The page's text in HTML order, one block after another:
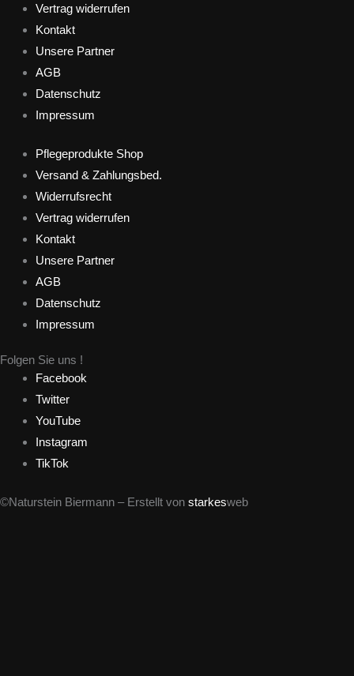
Vertrag widerrufen
Kontakt
Unsere Partner
AGB
Datenschutz
Impressum
Pflegeprodukte Shop
Versand & Zahlungsbed.
Widerrufsrecht
Vertrag widerrufen
Kontakt
Unsere Partner
AGB
Datenschutz
Impressum
Folgen Sie uns !
Facebook
Twitter
YouTube
Instagram
TikTok
©Naturstein Biermann – Erstellt von starkesweb